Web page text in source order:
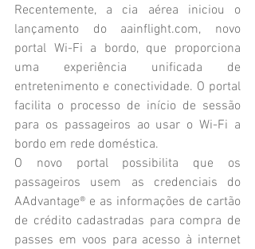
Recentemente, a cia aérea iniciou o
lançamento do aainflight.com, novo
portal Wi-Fi a bordo, que proporciona
uma experiência unificada de
entretenimento e conectividade. O portal
facilita o processo de início de sessão
para os passageiros ao usar o Wi-Fi a
bordo em rede doméstica.
O novo portal possibilita que os
passageiros usem as credenciais do
AAdvantage® e as informações de cartão
de crédito cadastradas para compra de
passes em voos para acesso à internet